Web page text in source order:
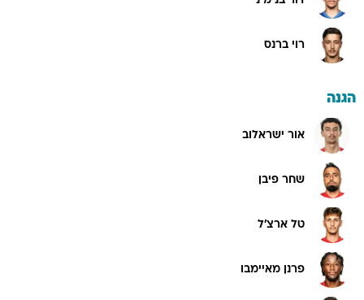
רוי ברנס
הגנה
אור ישראלוב
שחר פיבן
טל ארצ'ל
פרנן מאיימבו